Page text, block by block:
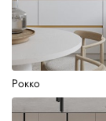
Рокко